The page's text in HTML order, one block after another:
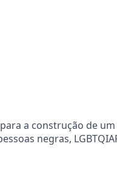
a construção de
negras,